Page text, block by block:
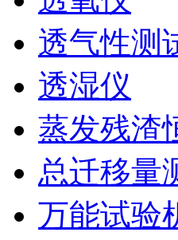
透气性测
透湿仪
蒸发残渣
总迁移量
万能试验